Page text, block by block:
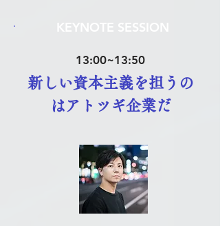
13:00~13:50
新しい資本主義を担うの
はアトツギ企業だ